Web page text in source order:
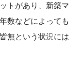
トがあり、新築マ
数などによっても
無という状況には